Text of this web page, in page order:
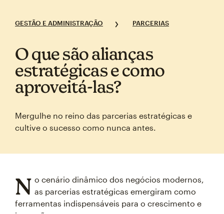
GESTÃO E ADMINISTRAÇÃO PARCERIAS
O que são alianças
estratégicas e como
aproveitá‑las?
Mergulhe no reino das parcerias estratégicas e
cultive o sucesso como nunca antes.
N o cenário dinâmico dos negócios modernos,
as parcerias estratégicas emergiram como
ferramentas indispensáveis para o crescimento e